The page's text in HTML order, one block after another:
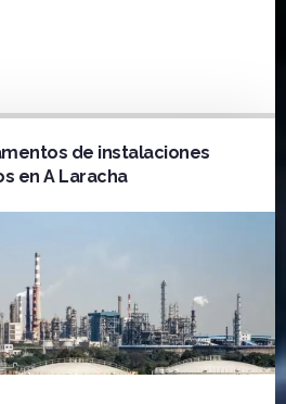
de instalaciones
en A Laracha